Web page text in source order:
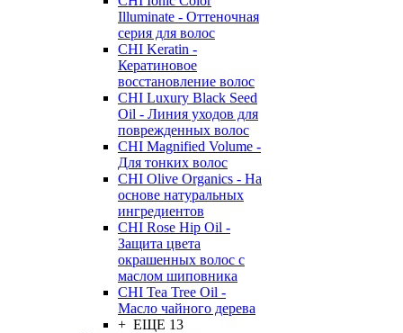
Illuminate - Оттеночная
серия для волос
CHI Keratin -
Кератиновое
восстановление волос
CHI Luxury Black Seed
Oil - Линия уходов для
поврежденных волос
CHI Magnified Volume -
Для тонких волос
CHI Olive Organics - На
основе натуральных
ингредиентов
CHI Rose Hip Oil -
Защита цвета
окрашенных волос с
маслом шиповника
CHI Tea Tree Oil -
Масло чайного дерева
+ ЕЩЕ 13